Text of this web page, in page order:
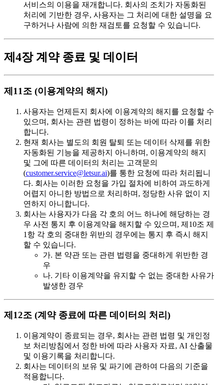
서비스의 이용을 재개합니다. 회사의 조치가 자동화된
처리에 기반한 경우, 사용자는 그 처리에 대한 설명을 요
구하거나 사람에 의한 재검토를 요청할 수 있습니다.
제4장 계약 종료 및 데이터
제11조 (이용계약의 해지)
사용자는 언제든지 회사에 이용계약의 해지를 요청할 수
있으며, 회사는 관련 법령이 정하는 바에 따라 이를 처리
합니다.
현재 회사는 별도의 회원 탈퇴 또는 데이터 삭제를 위한
자동화된 기능을 제공하지 아니하며, 이용계약의 해지
및 그에 따른 데이터의 처리는 고객문의
(customer.service@letsur.ai)를 통한 요청에 따라 처리됩니
다. 회사는 이러한 요청을 가입 절차에 비하여 과도하게
어렵지 아니한 방법으로 처리하며, 정당한 사유 없이 지
연하지 아니합니다.
회사는 사용자가 다음 각 호의 어느 하나에 해당하는 경
우 사전 통지 후 이용계약을 해지할 수 있으며, 제10조 제
1항 각 호의 중대한 위반의 경우에는 통지 후 즉시 해지
할 수 있습니다.
가. 본 약관 또는 관련 법령을 중대하게 위반한 경
우
나. 기타 이용계약을 유지할 수 없는 중대한 사유가
발생한 경우
제12조 (계약 종료에 따른 데이터의 처리)
이용계약이 종료되는 경우, 회사는 관련 법령 및 개인정
보 처리방침에서 정한 바에 따라 사용자 자료, AI 산출물
및 이용기록을 처리합니다.
회사는 데이터의 보유 및 파기에 관하여 다음의 기준을
적용합니다.